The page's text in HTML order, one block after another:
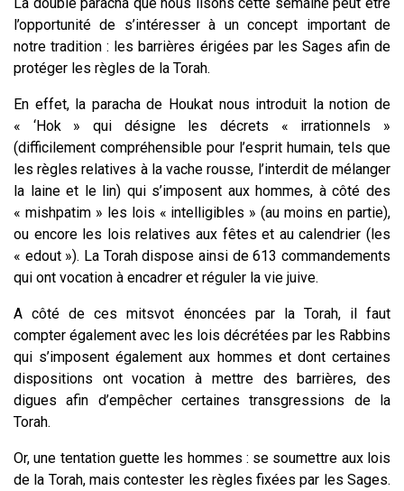
l’opportunité de s’intéresser à un concept important de
notre tradition : les barrières érigées par les Sages afin de
protéger les règles de la Torah.
En effet, la paracha de Houkat nous introduit la notion de
« ‘Hok » qui désigne les décrets « irrationnels »
(difficilement compréhensible pour l’esprit humain, tels que
les règles relatives à la vache rousse, l’interdit de mélanger
la laine et le lin) qui s’imposent aux hommes, à côté des
« mishpatim » les lois « intelligibles » (au moins en partie),
ou encore les lois relatives aux fêtes et au calendrier (les
« edout »). La Torah dispose ainsi de 613 commandements
qui ont vocation à encadrer et réguler la vie juive.
A côté de ces mitsvot énoncées par la Torah, il faut
compter également avec les lois décrétées par les Rabbins
qui s’imposent également aux hommes et dont certaines
dispositions ont vocation à mettre des barrières, des
digues afin d’empêcher certaines transgressions de la
Torah.
Or, une tentation guette les hommes : se soumettre aux lois
de la Torah, mais contester les règles fixées par les Sages.